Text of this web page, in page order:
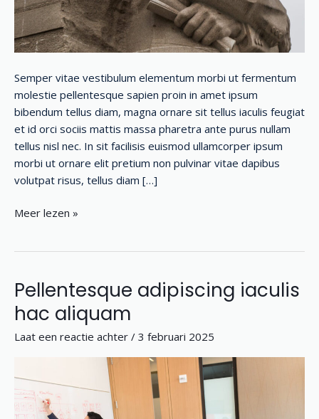
Semper vitae vestibulum elementum morbi ut fermentum
molestie pellentesque sapien proin in amet ipsum
bibendum tellus diam, magna ornare sit tellus iaculis feugiat
et id orci sociis mattis massa pharetra ante purus nullam
tellus nisl nec. In sit facilisis euismod ullamcorper ipsum
morbi ut ornare elit pretium non pulvinar vitae dapibus
volutpat risus, tellus diam […]
Meer lezen »
Pellentesque adipiscing iaculis
hac aliquam
Laat een reactie achter / 3 februari 2025
Pellentesque
adipiscing
iaculis
hac